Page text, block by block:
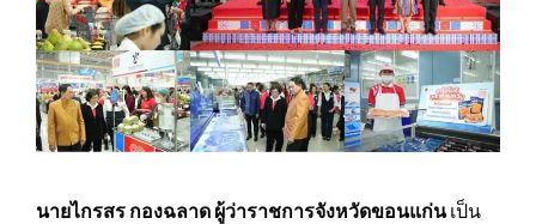
นายไกรสร กองฉลาด ผู้ว่าราชการจังหวัดขอนแก่นเป็น